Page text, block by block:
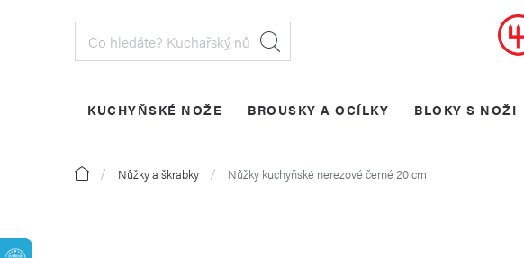
KUCHYŇSKÉ NOŽE BROUSKY A OCÍLKY BLOKY S NOŽI
Domů Nůžky a škrabky Nůžky kuchyňské nerezové černé 20 cm